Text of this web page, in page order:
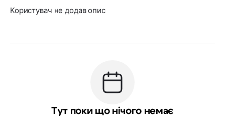
Користувач не додав опис
Тут поки що нічого немає